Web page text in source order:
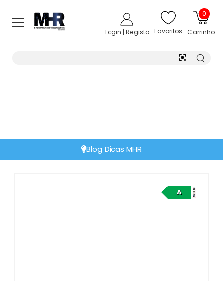
Login | Registo Favoritos
0
Carrinho
Blog Dicas MHR
A